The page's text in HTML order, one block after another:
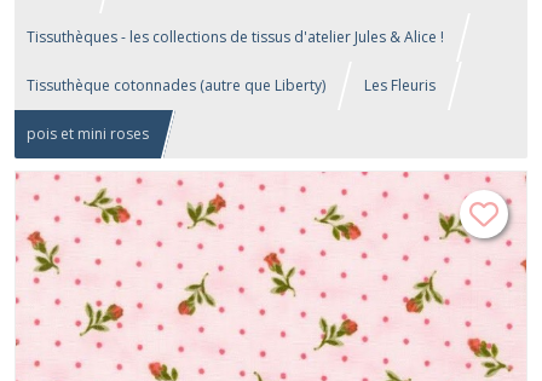
Tissuthèques - les collections de tissus d'atelier Jules & Alice !
Tissuthèque cotonnades (autre que Liberty) Les Fleuris
pois et mini roses